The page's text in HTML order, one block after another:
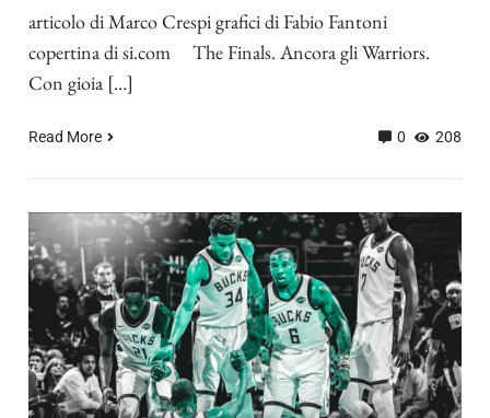
articolo di Marco Crespi grafici di Fabio Fantoni
copertina di si.com The Finals. Ancora gli Warriors.
Con gioia […]
Read More 0 208